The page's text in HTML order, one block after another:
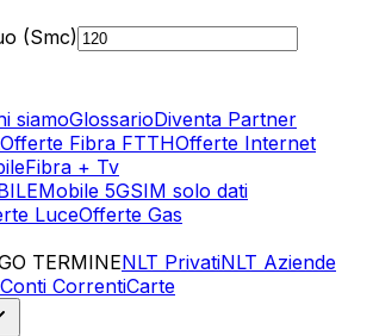
(Smc)
siamoGlossarioDiventa Partner
Offerte Fibra FTTHOfferte Internet
Fibra + Tv
Mobile 5GSIM solo dati
LuceOfferte Gas
TERMINENLT PrivatiNLT Aziende
Conti CorrentiCarte